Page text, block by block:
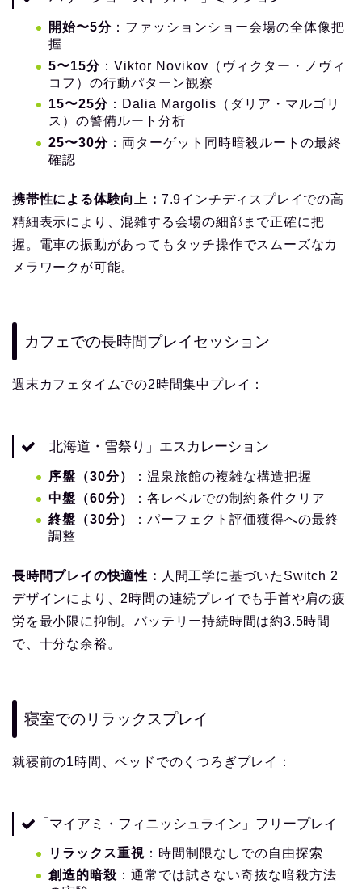
開始〜5分 ：ファッションショー会場の全体像把
握
5〜15分 ：Viktor Novikov（ヴィクター・ノヴィ
コフ）の行動パターン観察
15〜25分 ：Dalia Margolis（ダリア・マルゴリ
ス）の警備ルート分析
25〜30分 ：両ターゲット同時暗殺ルートの最終
確認
携帯性による体験向上： 7.9インチディスプレイでの高
精細表示により、混雑する会場の細部まで正確に把
握。電車の振動があってもタッチ操作でスムーズなカ
メラワークが可能。
カフェでの長時間プレイセッション
週末カフェタイムでの2時間集中プレイ：
「北海道・雪祭り」エスカレーション
序盤（30分）
：温泉旅館の複雑な構造把握
中盤（60分）
：各レベルでの制約条件クリア
終盤（30分）
：パーフェクト評価獲得への最終
調整
長時間プレイの快適性： 人間工学に基づいたSwitch 2
デザインにより、2時間の連続プレイでも手首や肩の疲
労を最小限に抑制。バッテリー持続時間は約3.5時間
で、十分な余裕。
寝室でのリラックスプレイ
就寝前の1時間、ベッドでのくつろぎプレイ：
「マイアミ・フィニッシュライン」フリープレイ
リラックス重視 ：時間制限なしでの自由探索
創造的暗殺 ：通常では試さない奇抜な暗殺方法